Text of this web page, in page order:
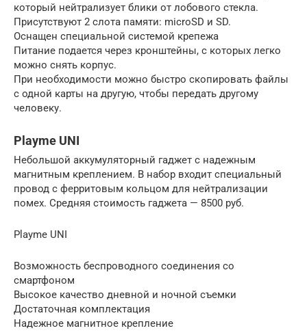
который нейтрализует блики от лобового стекла.
Присутствуют 2 слота памяти: microSD и SD.
Оснащен специальной системой крепежа
Питание подается через кронштейны, с которых легко
можно снять корпус.
При необходимости можно быстро скопировать файлы
с одной карты на другую, чтобы передать другому
человеку.
Playme UNI
Небольшой аккумуляторный гаджет с надежным
магнитным креплением. В набор входит специальный
провод с ферритовым кольцом для нейтрализации
помех. Средняя стоимость гаджета — 8500 руб.
Playme UNI
Возможность беспроводного соединения со
смартфоном
Высокое качество дневной и ночной съемки
Достаточная комплектация
Надежное магнитное крепление